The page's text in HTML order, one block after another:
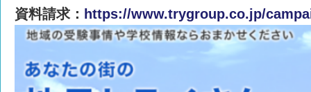
資料請求： https://www.trygroup.co.jp/